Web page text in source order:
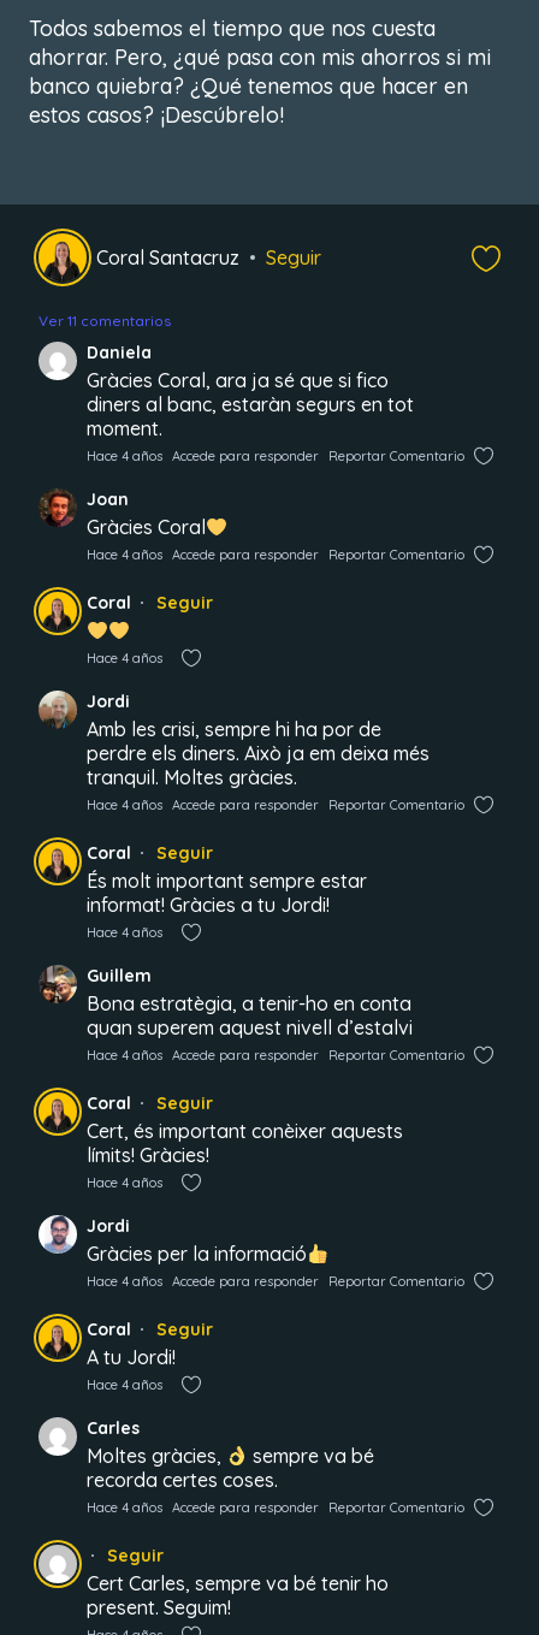
Todos sabemos el tiempo que nos cuesta
ahorrar. Pero, ¿qué pasa con mis ahorros si mi
banco quiebra? ¿Qué tenemos que hacer en
estos casos? ¡Descúbrelo!
Coral Santacruz Seguir
Ver 11 comentarios
Daniela
Gràcies Coral, ara ja sé que si fico
diners al banc, estaràn segurs en tot
moment.
Hace 4 años Accede para responder Reportar Comentario
Joan
Gràcies Coral
Hace 4 años Accede para responder Reportar Comentario
Coral Seguir
Hace 4 años
Jordi
Amb les crisi, sempre hi ha por de
perdre els diners. Això ja em deixa més
tranquil. Moltes gràcies.
Hace 4 años Accede para responder Reportar Comentario
Coral Seguir
És molt important sempre estar
informat! Gràcies a tu Jordi!
Hace 4 años
Guillem
Bona estratègia, a tenir-ho en conta
quan superem aquest nivell d’estalvi
Hace 4 años Accede para responder Reportar Comentario
Coral Seguir
Cert, és important conèixer aquests
límits! Gràcies!
Hace 4 años
Jordi
Gràcies per la informació
Hace 4 años Accede para responder Reportar Comentario
Coral Seguir
A tu Jordi!
Hace 4 años
Carles
Moltes gràcies,
sempre va bé
recorda certes coses.
Hace 4 años Accede para responder Reportar Comentario
Seguir
Cert Carles, sempre va bé tenir ho
present. Seguim!